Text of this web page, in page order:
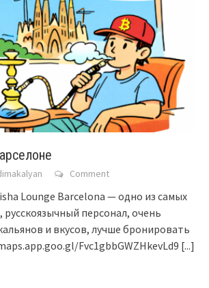
Comment
Lounge Barcelona — одно из самых
русскоязычный персонал, очень
и вкусов, лучше бронировать
Fvc1gbbGWZHkevLd9 [...]